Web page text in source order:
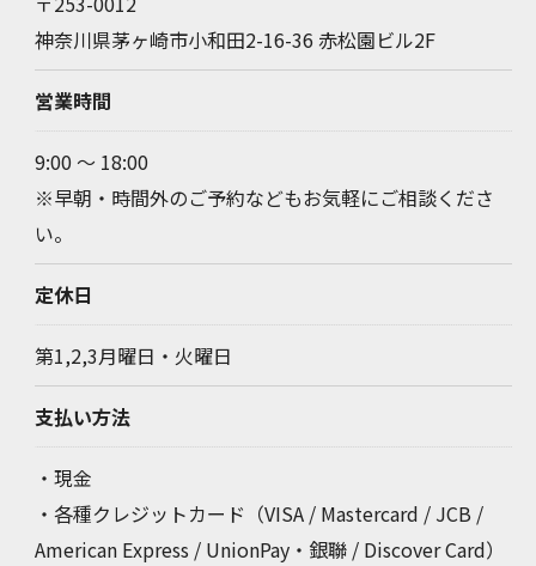
神奈川県茅ヶ崎市小和田2-16-36 赤松園ビル2F
営業時間
9:00 ～ 18:00
※早朝・時間外のご予約などもお気軽にご相談くださ
い。
定休日
第1,2,3月曜日・火曜日
支払い方法
・現金
・各種クレジットカード（VISA / Mastercard / JCB /
American Express / UnionPay・銀聯 / Discover Card）